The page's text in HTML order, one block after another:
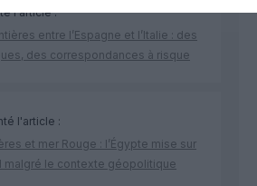
l'article :
entre l’Espagne et l’Italie : des
des correspondances à risque
l'article :
et mer Rouge : l’Égypte mise sur
malgré le contexte géopolitique